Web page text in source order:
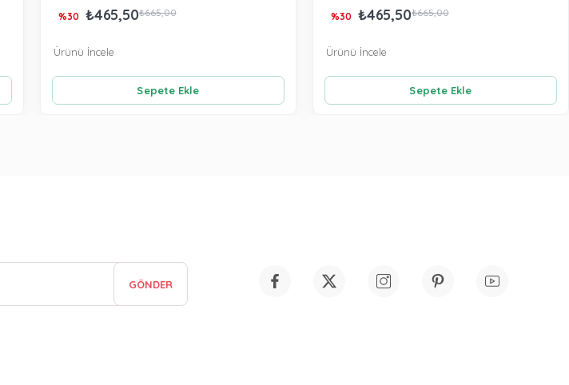
₺465,50₺665,00
%30
Sepete Ekle
Ürünü İncele
₺465,50₺665,00
%30
Sepete Ekle
Ürünü İncele
GÖNDER